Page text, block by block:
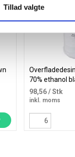
Tillad valgte
70% ethanol
98,56/ Stk
inkl. moms